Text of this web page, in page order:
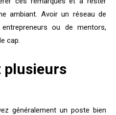
ambiant. Avoir un réseau de
ou de mentors,
cap.
plusieurs
généralement un poste bien